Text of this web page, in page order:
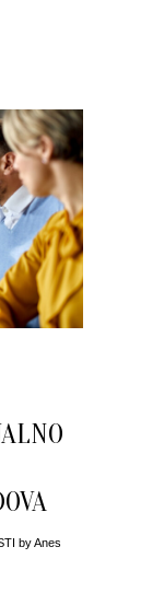
byAnes